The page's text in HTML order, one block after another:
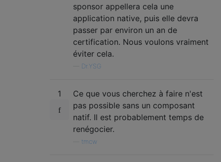
sponsor appellera cela une
application native, puis elle devra
passer par environ un an de
certification. Nous voulons vraiment
éviter cela.
Dr.YSG
1
Ce que vous cherchez à faire n'est
pas possible sans un composant
natif. Il est probablement temps de
renégocier.
tmcw